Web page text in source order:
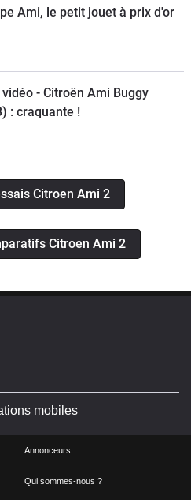
Ami, le petit jouet à prix d'or
vidéo - Citroën Ami Buggy
: craquante !
Citroen Ami 2
Citroen Ami 2
mobiles
Annonceurs
Qui sommes-nous ?